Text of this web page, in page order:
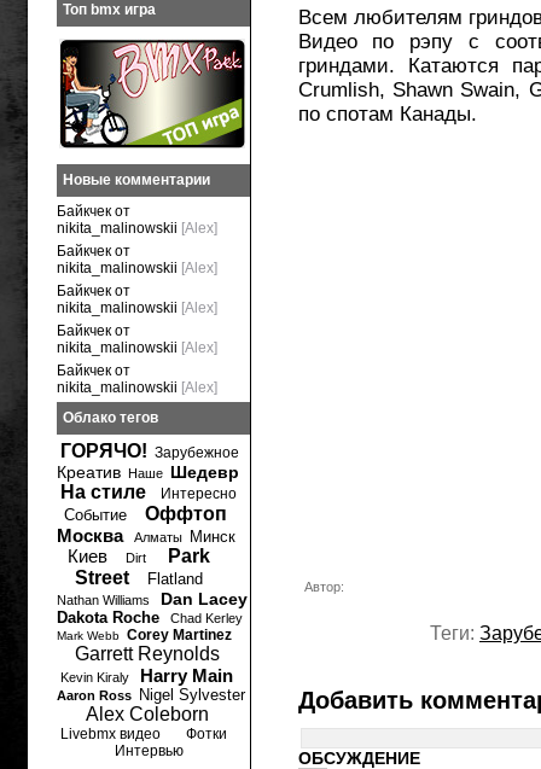
Всем любителям
Видео по рэпу с
гриндами. Катаются
Crumlish, Shawn Swain,
по спотам Канады.
Автор:
Теги:
Добавить
ОБСУЖДЕНИЕ
Топ bmx игра
Новые комментарии
Байкчек от
nikita_malinowskii [Alex]
Байкчек от
nikita_malinowskii [Alex]
Байкчек от
nikita_malinowskii [Alex]
Байкчек от
nikita_malinowskii [Alex]
Байкчек от
nikita_malinowskii [Alex]
Облако тегов
ГОРЯЧО! Зарубежное
Креатив Наше Шедевр
На стиле Интересно
Событие
Оффтоп
Москва
Алматы Минск
Киев Dirt
Park
Street
Flatland
Nathan Williams Dan Lacey
Dakota Roche Chad Kerley
Mark Webb Corey Martinez
Garrett Reynolds
Kevin Kiraly Harry Main
Aaron Ross Nigel Sylvester
Alex Coleborn
Livebmx видео
Фотки
Интервью